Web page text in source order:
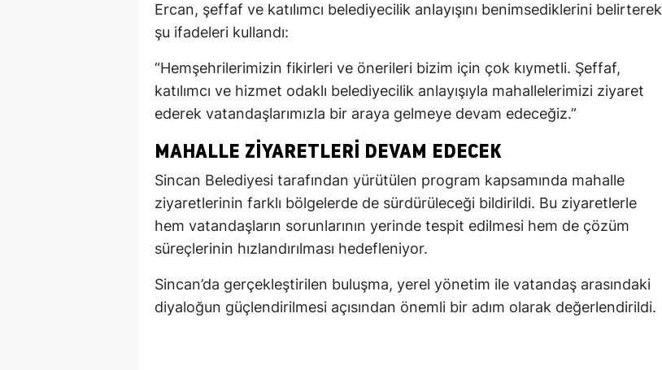
Ercan, şeffaf ve katılımcı belediyecilik anlayışını benimsediklerini belirterek
şu ifadeleri kullandı:
“Hemşehrilerimizin fikirleri ve önerileri bizim için çok kıymetli. Şeffaf,
katılımcı ve hizmet odaklı belediyecilik anlayışıyla mahallelerimizi ziyaret
ederek vatandaşlarımızla bir araya gelmeye devam edeceğiz.”
MAHALLE ZIYARETLERI DEVAM EDECEK
Sincan Belediyesi tarafından yürütülen program kapsamında mahalle
ziyaretlerinin farklı bölgelerde de sürdürüleceği bildirildi. Bu ziyaretlerle
hem vatandaşların sorunlarının yerinde tespit edilmesi hem de çözüm
süreçlerinin hızlandırılması hedefleniyor.
Sincan’da gerçekleştirilen buluşma, yerel yönetim ile vatandaş arasındaki
diyaloğun güçlendirilmesi açısından önemli bir adım olarak değerlendirildi.